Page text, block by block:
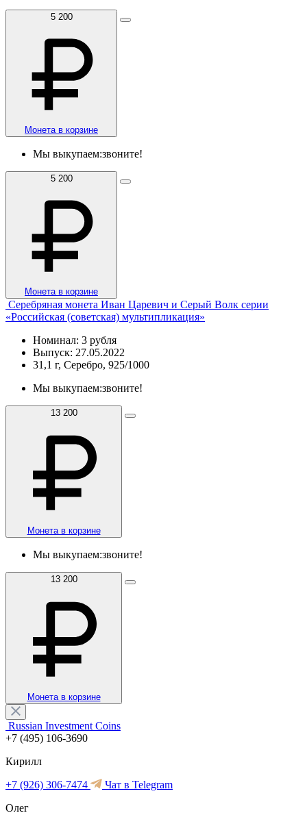
5 200
Монета в корзине
Мы выкупаем:звоните!
5 200
Монета в корзине
Серебряная монета Иван Царевич и Серый Волк серии
«Российская (советская) мультипликация»
Номинал: 3 рубля
Выпуск: 27.05.2022
31,1 г, Серебро, 925/1000
Мы выкупаем:звоните!
13 200
Монета в корзине
Мы выкупаем:звоните!
13 200
Монета в корзине
Russian Investment Coins
+7 (495) 106-3690
Кирилл
+7 (926) 306-7474
Чат в Telegram
Олег